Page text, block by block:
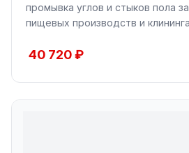
промывка углов и стыков пола
пищевых производств и
40 720 ₽